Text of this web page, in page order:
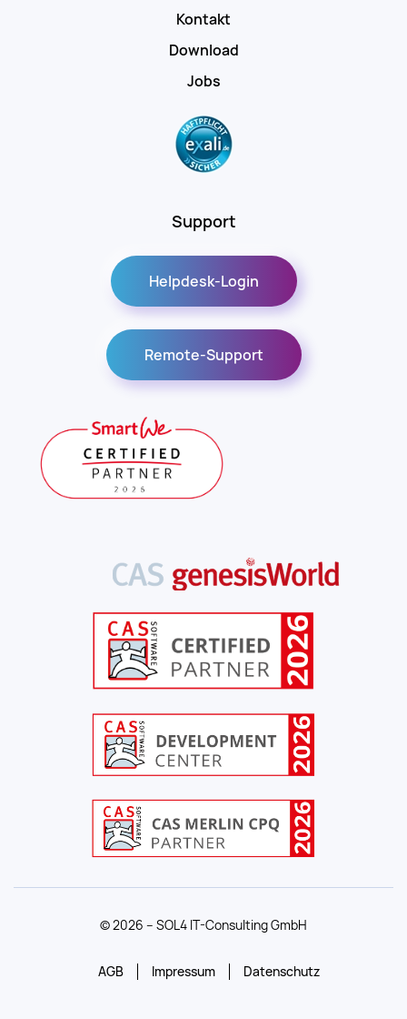
Kontakt
Download
Jobs
Support
Helpdesk-Login
Remote-Support
© 2026 – SOL4 IT-Consulting GmbH
AGB Impressum Datenschutz